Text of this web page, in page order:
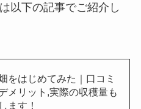
は以下の記事でご紹介し
をはじめてみた｜口コミ
メリット,実際の収穫量も
ます！